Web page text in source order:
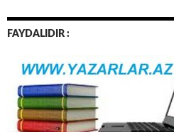
FAYDALIDIR :